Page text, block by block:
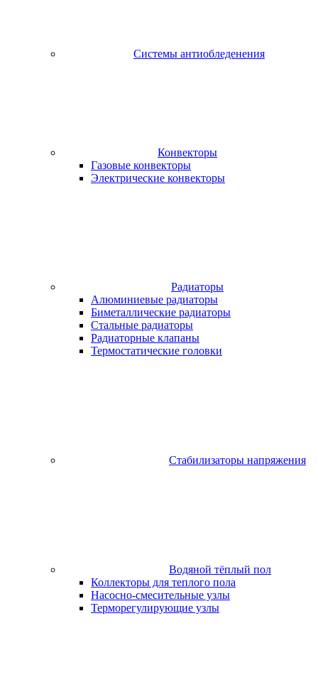
Системы антиобледенения
Конвекторы
Газовые конвекторы
Электрические конвекторы
Радиаторы
Алюминиевые радиаторы
Биметаллические радиаторы
Стальные радиаторы
Радиаторные клапаны
Термостатические головки
Стабилизаторы напряжения
Водяной тёплый пол
Коллекторы для теплого пола
Насосно-смесительные узлы
Терморегулирующие узлы